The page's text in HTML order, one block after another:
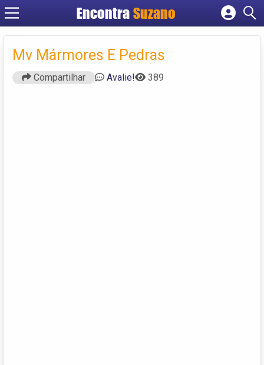
EncontraSuzano
Cadastrar empresa
Criar conta
Mv Mármores E Pedras
Compartilhar Avalie! 389